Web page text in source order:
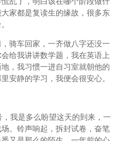
家都是复读生的缘故，很多东
骑车回家，一齐做八字还没一
给我讲讲数学题，我在英语上
，我习惯一进自习室就朝他的
安静的学习，我便会很安心。
我是多么盼望这天的到来，一
。铃声响起，拆封试卷，奋笔